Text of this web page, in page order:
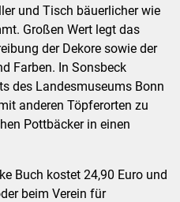
und Tisch bäuerlicher wie
Großen Wert legt das
der Dekore sowie der
Farben. In Sonsbeck
des Landesmuseums Bonn
anderen Töpferorten zu
Pottbäcker in einen
Buch kostet 24,90 Euro und
beim Verein für